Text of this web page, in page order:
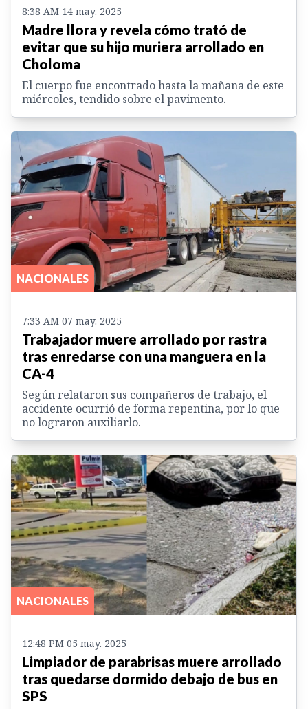
8:38 AM 14 may. 2025
Madre llora y revela cómo trató de
evitar que su hijo muriera arrollado en
Choloma
El cuerpo fue encontrado hasta la mañana de este
miércoles, tendido sobre el pavimento.
NACIONALES
7:33 AM 07 may. 2025
Trabajador muere arrollado por rastra
tras enredarse con una manguera en la
CA-4
Según relataron sus compañeros de trabajo, el
accidente ocurrió de forma repentina, por lo que
no lograron auxiliarlo.
NACIONALES
12:48 PM 05 may. 2025
Limpiador de parabrisas muere arrollado
tras quedarse dormido debajo de bus en
SPS